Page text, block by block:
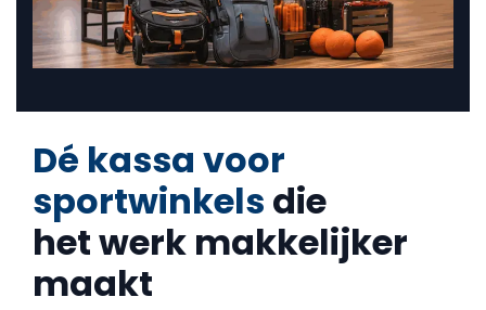
Dé kassa voor
sportwinkels die
het werk makkelijker
maakt